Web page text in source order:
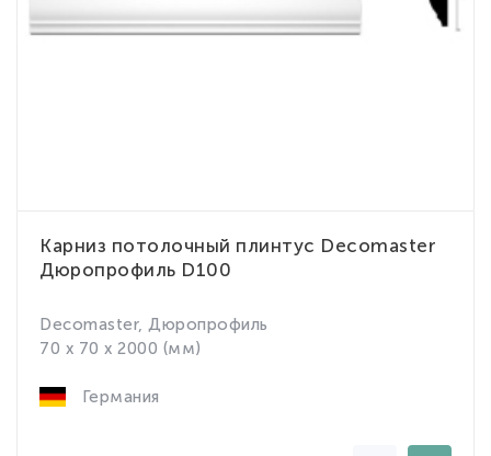
Карниз потолочный плинтус Decomaster
Дюропрофиль D100
Decomaster, Дюропрофиль
70 x 70 x 2000 (мм)
Германия